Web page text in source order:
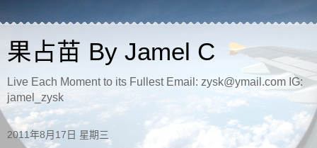
果占苗 By Jamel C
Live Each Moment to its Fullest Email: zysk@ymail.com IG:
jamel_zysk
2011年8月17日 星期三